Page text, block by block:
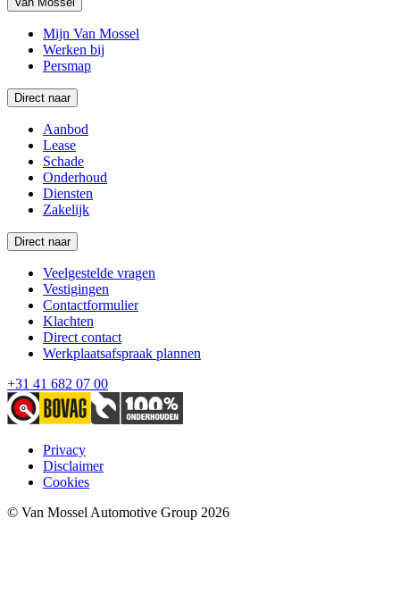
Mijn Van Mossel
Werken bij
Persmap
Direct naar
Aanbod
Lease
Schade
Onderhoud
Diensten
Zakelijk
Direct naar
Veelgestelde vragen
Vestigingen
Contactformulier
Klachten
Direct contact
Werkplaatsafspraak plannen
+31 41 682 07 00
Privacy
Disclaimer
Cookies
© Van Mossel Automotive Group 2026